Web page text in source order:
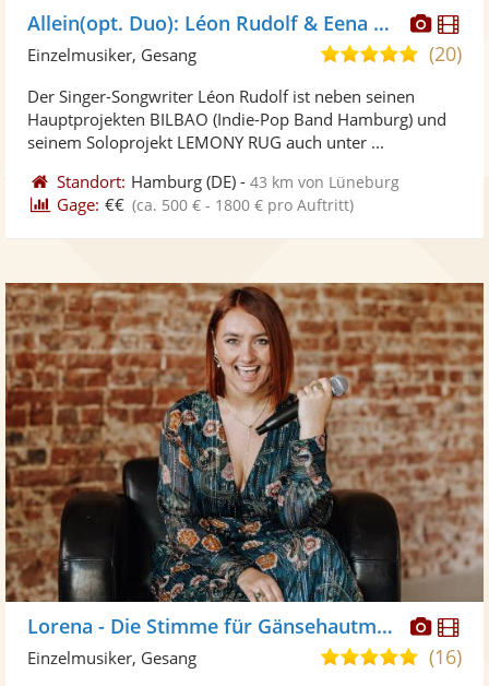
Allein(opt. Duo): Léon Rudolf & Eena May
5,0(20)
Einzelmusiker, Gesang
Der Singer-Songwriter Léon Rudolf ist neben seinen
Hauptprojekten BILBAO (Indie-Pop Band Hamburg) und
seinem Soloprojekt LEMONY RUG auch unter ...
Standort: Hamburg (DE) -43 km von Lüneburg
Gage: €€ (ca. 500 € - 1800 € pro Auftritt)
Lorena - Die Stimme für Gänsehautmomente
5,0(16)
Einzelmusiker, Gesang